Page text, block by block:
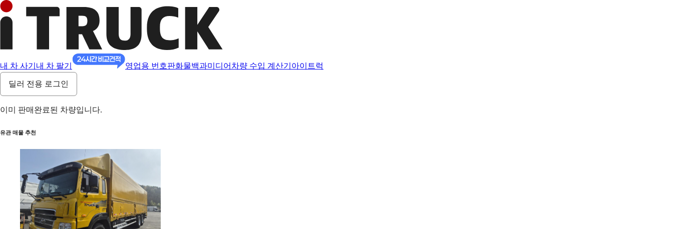
내 차 사기 내 차 팔기 영업용 번호판화물백과미디어 차량 수입 계산기 아이트럭
딜러 전용 로그인
이미 판매완료된 차량입니다.
유관 매물 추천